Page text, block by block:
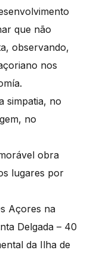
que não
observando,
nos
simpatia, no
no
obra
lugares por
Açores na
Delgada – 40
da Ilha de